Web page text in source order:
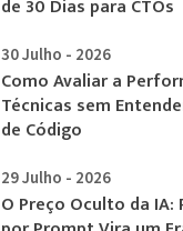
de 30 Dias para CTOs
30 Julho - 2026
Como Avaliar a
Técnicas sem
de Código
29 Julho - 2026
O Preço Oculto da IA: